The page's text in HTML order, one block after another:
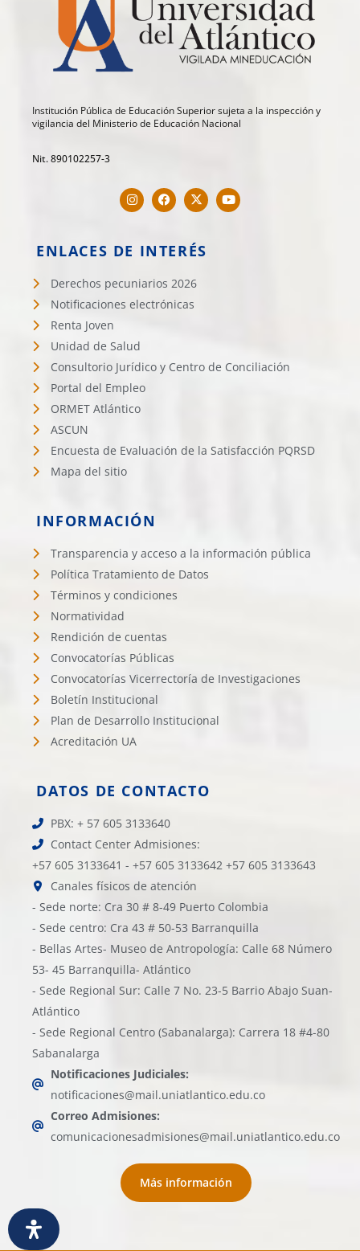
Institución Pública de Educación Superior sujeta a la inspección y
vigilancia del Ministerio de Educación Nacional
Nit. 890102257-3
ENLACES DE INTERÉS
Derechos pecuniarios 2026
Notificaciones electrónicas
Renta Joven
Unidad de Salud
Consultorio Jurídico y Centro de Conciliación
Portal del Empleo
ORMET Atlántico
ASCUN
Encuesta de Evaluación de la Satisfacción PQRSD
Mapa del sitio
INFORMACIÓN
Transparencia y acceso a la información pública
Política Tratamiento de Datos
Términos y condiciones
Normatividad
Rendición de cuentas
Convocatorías Públicas
Convocatorías Vicerrectoría de Investigaciones
Boletín Institucional
Plan de Desarrollo Institucional
Acreditación UA
DATOS DE CONTACTO
PBX: + 57 605 3133640
Contact Center Admisiones:
+57 605 3133641 - +57 605 3133642 +57 605 3133643
Canales físicos de atención
- Sede norte: Cra 30 # 8-49 Puerto Colombia
- Sede centro: Cra 43 # 50-53 Barranquilla
- Bellas Artes- Museo de Antropología: Calle 68 Número
53- 45 Barranquilla- Atlántico
- Sede Regional Sur: Calle 7 No. 23-5 Barrio Abajo Suan-
Atlántico
- Sede Regional Centro (Sabanalarga): Carrera 18 #4-80
Sabanalarga
Notificaciones Judiciales:
notificaciones@mail.uniatlantico.edu.co
Correo Admisiones:
comunicacionesadmisiones@mail.uniatlantico.edu.co
Más información